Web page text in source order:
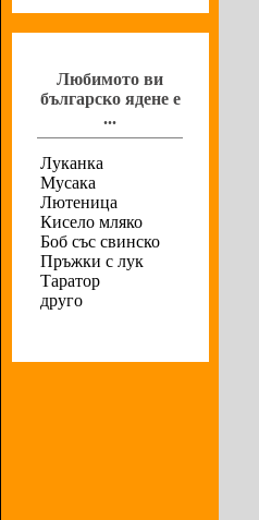
Любимото ви
българско ядене е
...
Луканка
Мусака
Лютеница
Кисело мляко
Боб със свинско
Пръжки с лук
Таратор
друго